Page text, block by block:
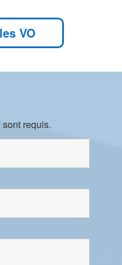
VO
requis.